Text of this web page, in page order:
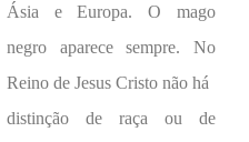
Ásia e Europa. O mago
negro aparece sempre. No
Reino de Jesus Cristo não há
distinção de raça ou de